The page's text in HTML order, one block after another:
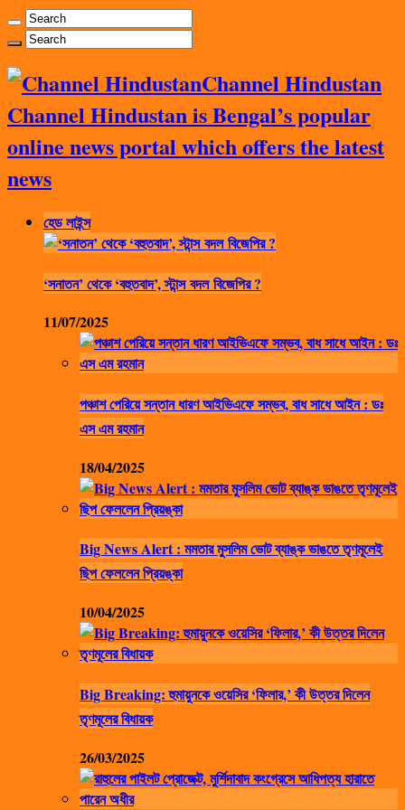
Channel Hindustan
Channel Hindustan is Bengal’s popular
online news portal which offers the latest
news
হেড লাইন্স
‘সনাতন’ থেকে ‘বহুতবাদ’, স্টান্স বদল বিজেপির ?
11/07/2025
পঞ্চাশ পেরিয়ে সন্তান ধারণ আইভিএফে সম্ভব, বাধ সাধে আইন : ডঃ
এস এম রহমান
18/04/2025
Big News Alert : মমতার মুসলিম ভোট ব্যাঙ্ক ভাঙতে তৃণমূলেই
ছিপ ফেললেন প্রিয়ঙ্কা
10/04/2025
Big Breaking: হুমায়ুনকে ওয়েসির ‘ফিলার,’ কী উত্তর দিলেন
তৃণমূলের বিধায়ক
26/03/2025